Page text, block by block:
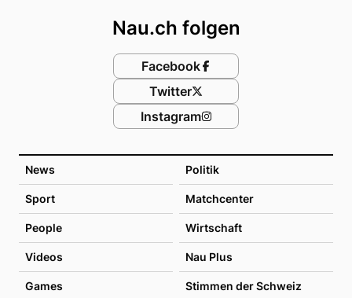
News Politik
Sport Matchcenter
People Wirtschaft
Videos Nau Plus
Games Stimmen der Schweiz
Nau.ch folgen
Facebook
Twitter
Instagram